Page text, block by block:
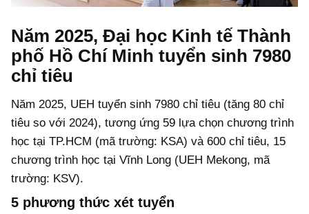
Năm 2025, Đại học Kinh tế Thành
phố Hồ Chí Minh tuyển sinh 7980
chỉ tiêu
Năm 2025, UEH tuyển sinh 7980 chỉ tiêu (tăng 80 chỉ
tiêu so với 2024), tương ứng 59 lựa chọn chương trình
học tại TP.HCM (mã trường: KSA) và 600 chỉ tiêu, 15
chương trình học tại Vĩnh Long (UEH Mekong, mã
trường: KSV).
5 phương thức xét tuyển